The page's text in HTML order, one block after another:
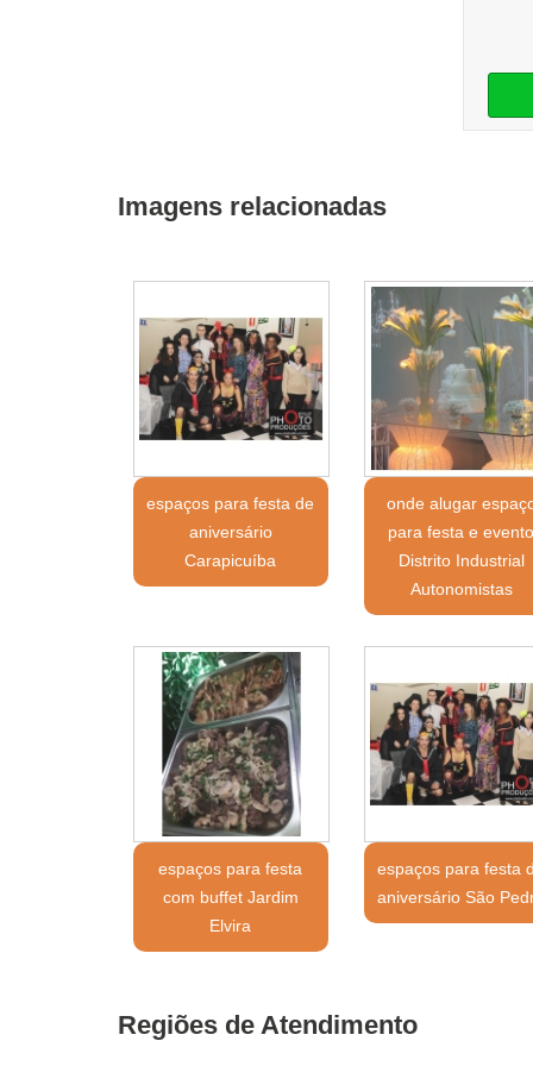
Imagens relacionadas
espaços para festa de
aniversário
Carapicuíba
onde alugar
para festa e
Distrito Industrial
Autonomistas
espaços para festa
com buffet Jardim
Elvira
espaços para festa
aniversário São
Regiões de Atendimento